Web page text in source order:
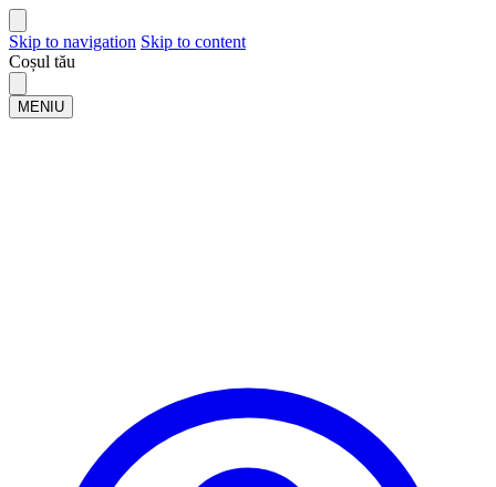
Skip to navigation Skip to content
Coșul tău
MENIU